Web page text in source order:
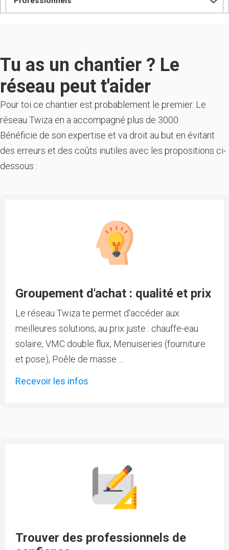
Tu as un chantier ? Le
réseau peut t'aider
Pour toi ce chantier est probablement le premier. Le
réseau Twiza en a accompagné plus de 3000.
Bénéficie de son expertise et va droit au but en évitant
des erreurs et des coûts inutiles avec les propositions ci-
dessous :
Groupement d'achat : qualité et prix
Le réseau Twiza te permet d'accéder aux
meilleures solutions, au prix juste : chauffe-eau
solaire, VMC double flux, Menuiseries (fourniture
et pose), Poêle de masse ...
Recevoir les infos
Trouver des professionnels de